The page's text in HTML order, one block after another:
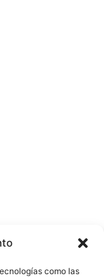
como las